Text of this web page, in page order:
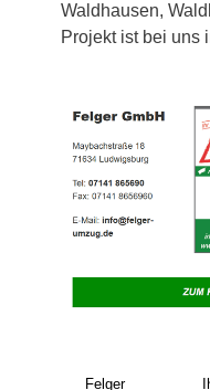
Waldhausen,
Projekt ist bei uns
Felger